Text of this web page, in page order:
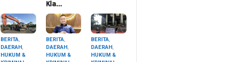
Kla…
BERITA,
DAERAH,
HUKUM &
BERITA,
DAERAH,
HUKUM &
BERITA,
DAERAH,
HUKUM &